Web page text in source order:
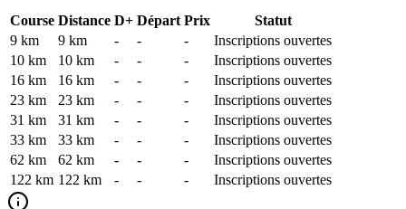
Course Distance D+ Départ Prix
Statut
9 km
9 km - - -
Inscriptions ouvertes
10 km
10 km - - -
Inscriptions ouvertes
16 km
16 km - - -
Inscriptions ouvertes
23 km
23 km - - -
Inscriptions ouvertes
31 km
31 km - - -
Inscriptions ouvertes
33 km
33 km - - -
Inscriptions ouvertes
62 km
62 km - - -
Inscriptions ouvertes
122 km 122 km - - - Inscriptions ouvertes